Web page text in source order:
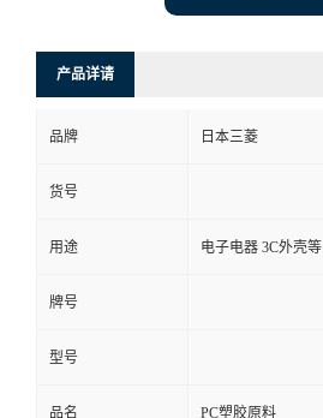
产品详请
品牌 日本三菱
货号
用途 电子电器 3C外壳等
牌号
型号
品名 PC塑胶原料